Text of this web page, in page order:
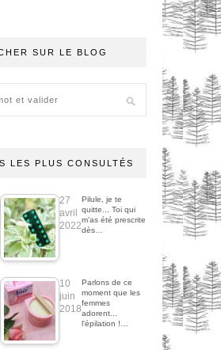
SUR LE BLOG
LES PLUS CONSULTÉS
27
avril
2022
Pilule, je te
quitte... Toi qui
m'as été prescrite
dès…
10
juin
2018
Parlons de ce
moment que les
femmes
adorent...
l'épilation !…